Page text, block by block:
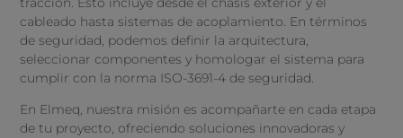
cableado hasta sistemas de acoplamiento. En términos
de seguridad, podemos definir la arquitectura,
seleccionar componentes y homologar el sistema para
cumplir con la norma ISO-3691-4 de seguridad.
En Elmeq, nuestra misión es acompañarte en cada etapa
de tu proyecto, ofreciendo soluciones innovadoras y